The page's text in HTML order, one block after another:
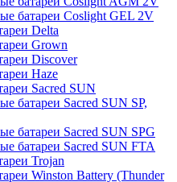
батареи Coslight GEL 2V
Delta
Grown
Discover
Haze
Sacred SUN
батареи Sacred SUN SP,
батареи Sacred SUN SPG
батареи Sacred SUN FTA
Trojan
Winston Battery (Thunder